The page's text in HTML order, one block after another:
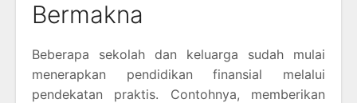
Bermakna
Beberapa sekolah dan keluarga sudah mulai
menerapkan pendidikan finansial melalui
pendekatan praktis. Contohnya, memberikan